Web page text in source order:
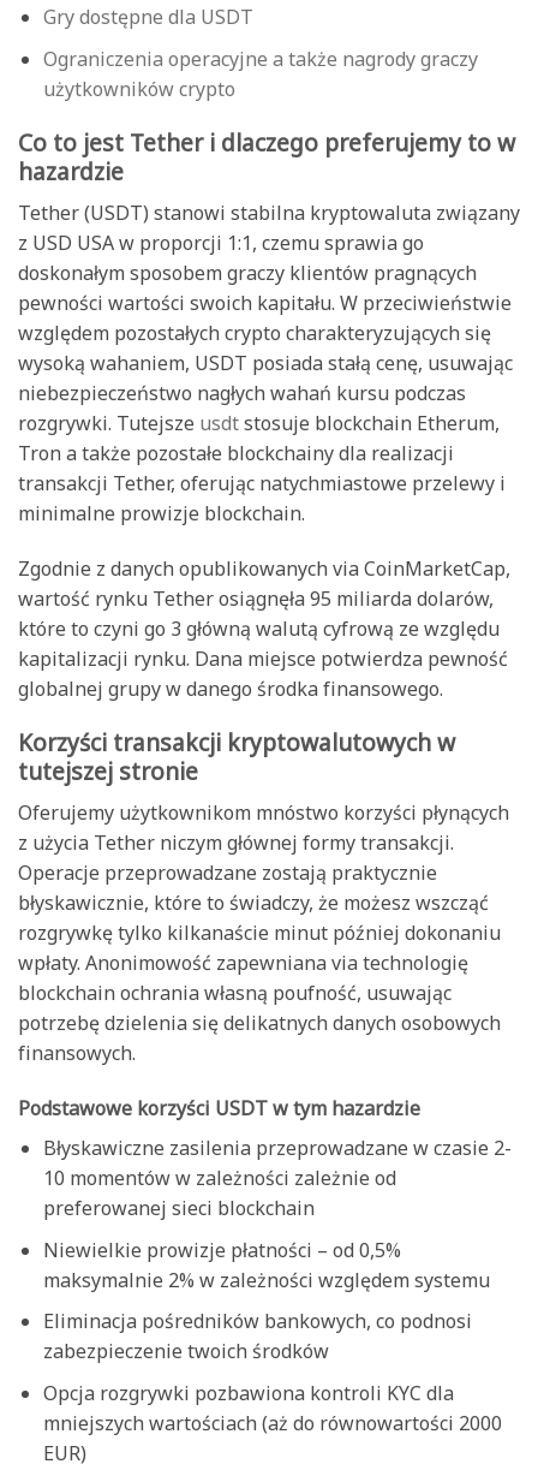
Gry dostępne dla USDT
Ograniczenia operacyjne a także nagrody graczy
użytkowników crypto
Co to jest Tether i dlaczego preferujemy to w
hazardzie
Tether (USDT) stanowi stabilna kryptowaluta związany
z USD USA w proporcji 1:1, czemu sprawia go
doskonałym sposobem graczy klientów pragnących
pewności wartości swoich kapitału. W przeciwieństwie
względem pozostałych crypto charakteryzujących się
wysoką wahaniem, USDT posiada stałą cenę, usuwając
niebezpieczeństwo nagłych wahań kursu podczas
rozgrywki. Tutejsze usdtstosuje blockchain Etherum,
Tron a także pozostałe blockchainy dla realizacji
transakcji Tether, oferując natychmiastowe przelewy i
minimalne prowizje blockchain.
Zgodnie z danych opublikowanych via CoinMarketCap,
wartość rynku Tether osiągnęła 95 miliarda dolarów,
które to czyni go 3 główną walutą cyfrową ze względu
kapitalizacji rynku. Dana miejsce potwierdza pewność
globalnej grupy w danego środka finansowego.
Korzyści transakcji kryptowalutowych w
tutejszej stronie
Oferujemy użytkownikom mnóstwo korzyści płynących
z użycia Tether niczym głównej formy transakcji.
Operacje przeprowadzane zostają praktycznie
błyskawicznie, które to świadczy, że możesz wszcząć
rozgrywkę tylko kilkanaście minut później dokonaniu
wpłaty. Anonimowość zapewniana via technologię
blockchain ochrania własną poufność, usuwając
potrzebę dzielenia się delikatnych danych osobowych
finansowych.
Podstawowe korzyści USDT w tym hazardzie
Błyskawiczne zasilenia przeprowadzane w czasie 2-
10 momentów w zależności zależnie od
preferowanej sieci blockchain
Niewielkie prowizje płatności – od 0,5%
maksymalnie 2% w zależności względem systemu
Eliminacja pośredników bankowych, co podnosi
zabezpieczenie twoich środków
Opcja rozgrywki pozbawiona kontroli KYC dla
mniejszych wartościach (aż do równowartości 2000
EUR)